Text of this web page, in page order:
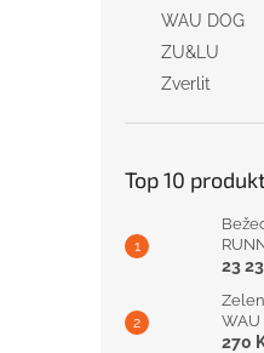
WAU DOG
ZU&LU
Zverlit
Top 10
23
WAU
270